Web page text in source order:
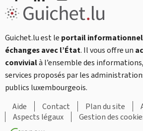
Guichet.lu est le portail
échanges avec l’État. Il vous offre un
convivialà l’ensemble des
services proposés par les
publics luxembourgeois.
Aide
Contact Plan du site
Aspects légaux
Gestion des